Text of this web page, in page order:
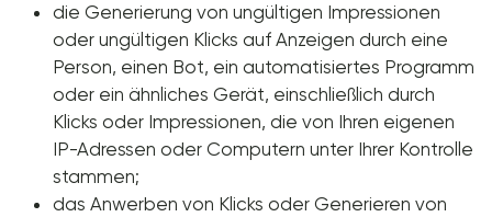
die Generierung von ungültigen Impressionen
oder ungültigen Klicks auf Anzeigen durch eine
Person, einen Bot, ein automatisiertes Programm
oder ein ähnliches Gerät, einschließlich durch
Klicks oder Impressionen, die von Ihren eigenen
IP-Adressen oder Computern unter Ihrer Kontrolle
stammen;
das Anwerben von Klicks oder Generieren von